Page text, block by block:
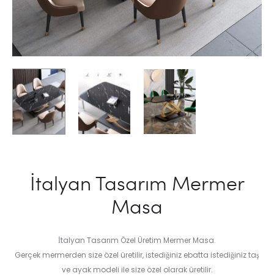
İtalyan Tasarım Mermer
Masa
İtalyan Tasarım Özel Üretim Mermer Masa.
Gerçek mermerden size özel üretilir, istediğiniz ebatta istediğiniz taş
ve ayak modeli ile size özel olarak üretilir.